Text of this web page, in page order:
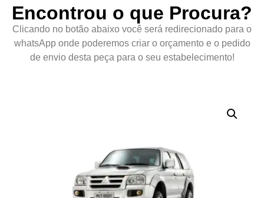
Encontrou o que Procura?
Clicando no botão abaixo você será redirecionado para o
whatsApp onde poderemos criar o orçamento e o pedido
de envio desta peça para o seu estabelecimento!